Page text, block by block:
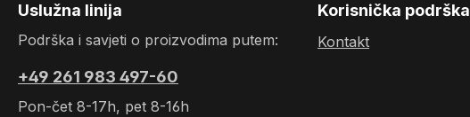
Uslužna linija
Podrška i savjeti o proizvodima putem:
+49 261 983 497-60
Pon-čet 8-17h, pet 8-16h
Korisnička podrška
Kontakt